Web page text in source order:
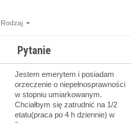
Rodzaj
Pytanie
Jestem emerytem i posiadam
orzeczenie o niepełnosprawności
w stopniu umiarkowanym.
Chciałbym się zatrudnić na 1/2
etatu(praca po 4 h dziennie) w